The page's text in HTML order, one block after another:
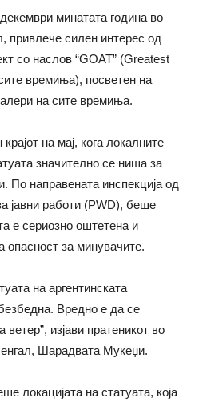
минатата година во
привлече силен интерес од
со наслов “GOAT” (Greatest
времиња), посветен на
на сите времиња.
на мај, кога локалните
значително се ниша за
По направената инспекција од
јавни работи (PWD), беше
е сериозно оштетена и
опасност за минувачите.
на аргентинската
Вредно е да се
изјави пратеникот во
Шарадвата Мукеџи.
локацијата на статуата, која